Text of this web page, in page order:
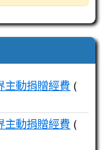
主動捐贈經費 (
主動捐贈經費 (